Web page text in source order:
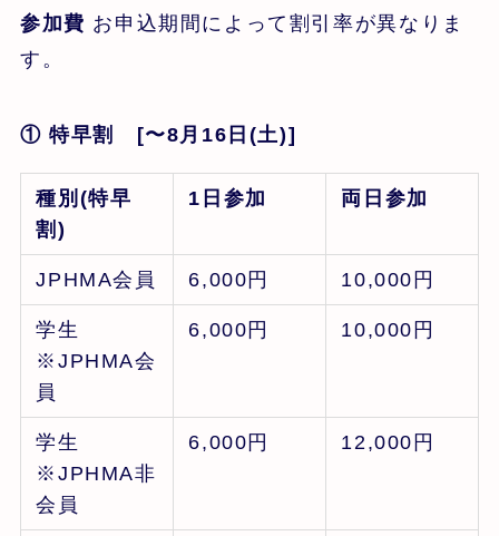
参加費 お申込期間によって割引率が異なりま
す。
① 特早割 [〜8月16日(土)]
種別(特早
割)
1日参加 両日参加
JPHMA会員 6,000円 10,000円
学生
※JPHMA会
員
6,000円 10,000円
学生
※JPHMA非
会員
6,000円 12,000円